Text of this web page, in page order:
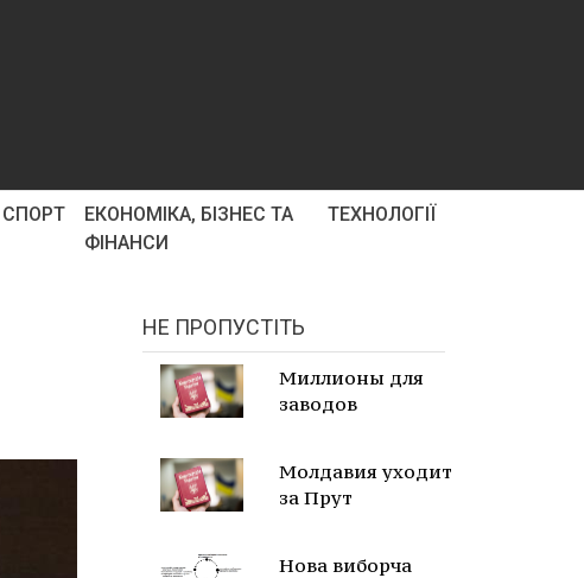
СПОРТ
ЕКОНОМІКА, БІЗНЕС ТА
ФІНАНСИ
ТЕХНОЛОГІЇ
НЕ ПРОПУСТІТЬ
Миллионы для
заводов
Молдавия уходит
за Прут
Нова виборча